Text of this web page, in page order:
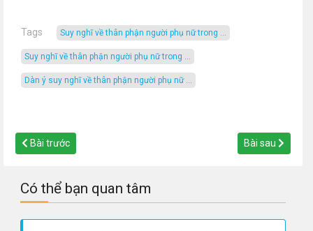
Tags suy nghĩ về thân phận người phụ nữ trong ...
suy nghĩ về thân phận người phụ nữ trong ...
dàn ý suy nghĩ về thân phận người phụ nữ ...
Bài trước Bài sau
Có thể bạn quan tâm